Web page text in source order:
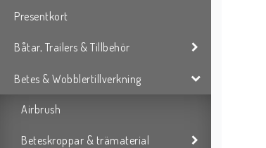
Presentkort
Båtar, Trailers & Tillbehör
Betes & Wobblertillverkning
Airbrush
Beteskroppar & trämaterial